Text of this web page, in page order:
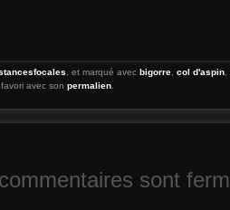
, et marqué avec bigorre col d'aspin
favori avec son permalien
sont